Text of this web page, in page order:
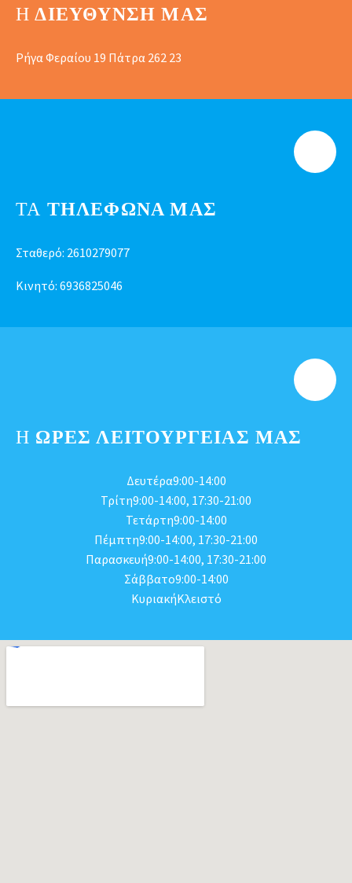
Η ΔΙΕΎΘΥΝΣΗ ΜΑΣ
Ρήγα Φεραίου 19 Πάτρα 262 23
ΤΑ ΤΗΛΕΦΩΝΑ ΜΑΣ
Σταθερό: 2610279077
Κινητό: 6936825046
Η ΩΡΕΣ ΛΕΙΤΟΥΡΓΕΊΑΣ ΜΑΣ
Δευτέρα9:00-14:00
Τρίτη9:00-14:00, 17:30-21:00
Τετάρτη9:00-14:00
Πέμπτη9:00-14:00, 17:30-21:00
Παρασκευή9:00-14:00, 17:30-21:00
Σάββατο9:00-14:00
ΚυριακήΚλειστό